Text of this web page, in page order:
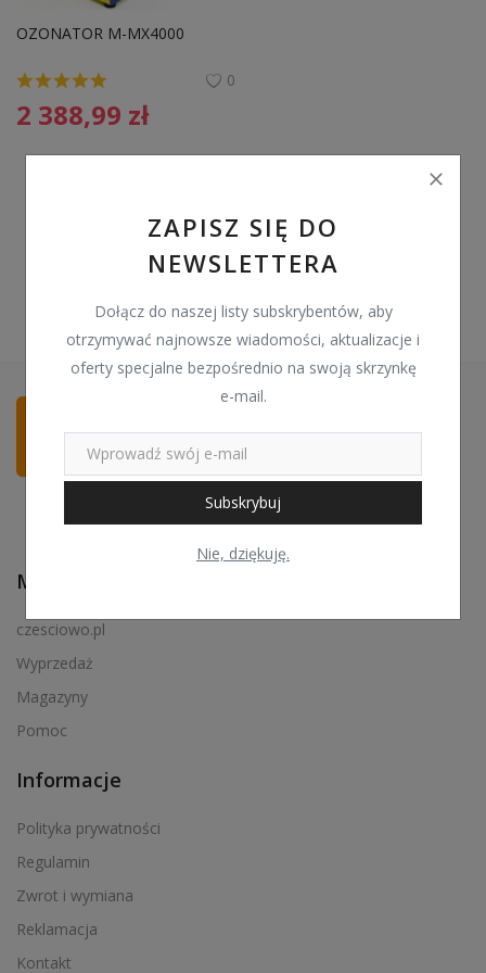
Schowek
Polski
ZAPISZ SIĘ DO
NEWSLETTERA
Dołącz do naszej listy subskrybentów, aby
otrzymywać najnowsze wiadomości, aktualizacje i
oferty specjalne bezpośrednio na swoją skrzynkę
e-mail.
Subskrybuj
Nie, dziękuję.
OZONATOR M-MX4000
0
2 388,99 zł
Menu podręczne
czesciowo.pl
Wyprzedaż
Magazyny
Pomoc
Informacje
Polityka prywatności
Regulamin
Zwrot i wymiana
Reklamacja
Kontakt